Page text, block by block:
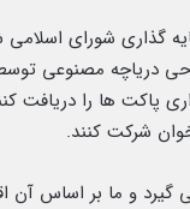
گذاری شورای
دریاچه مصنوعی
پاکت ها را
شرکت کنند.
و ما بر اساس آن